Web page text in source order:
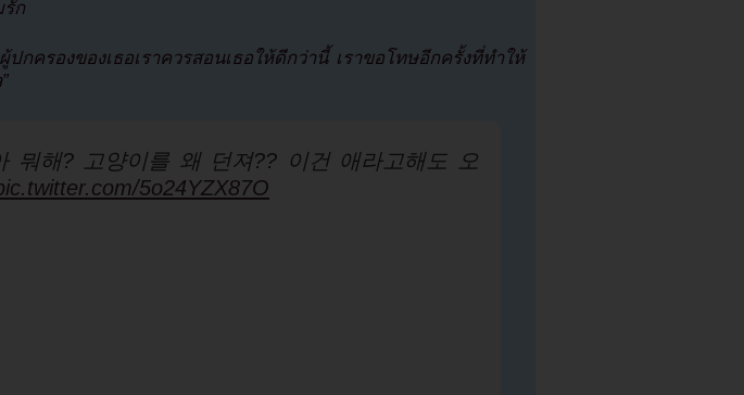
รัก
ปกครองของเธอเราควรสอนเธอให้ดีกว่านี้ เราขอโทษอีกครั้งที่ทำให้
뭐해? 고양이를 왜 던져?? 이건 애라고해도 오
5o24YZX87O